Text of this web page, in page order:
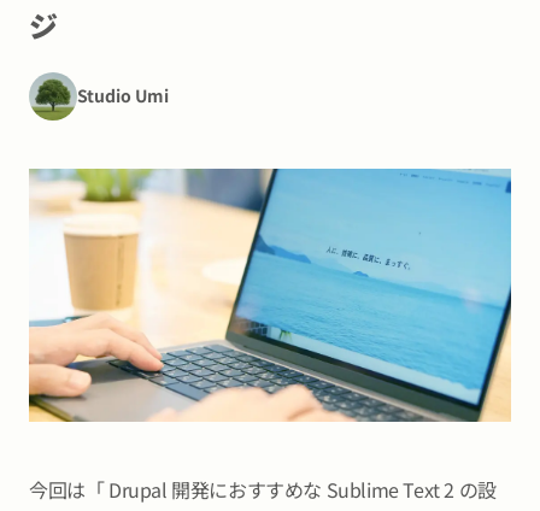
ジ
Studio Umi
今回は「 Drupal 開発におすすめな Sublime Text 2 の設